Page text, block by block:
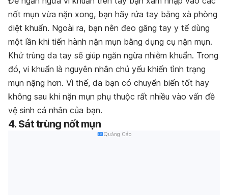
nốt mụn vừa nặn xong, bạn hãy rửa tay bằng xà phòng
diệt khuẩn. Ngoài ra, bạn nên đeo găng tay y tế dùng
một lần khi tiến hành nặn mụn bằng dụng cụ nặn mụn.
Khử trùng da tay sẽ giúp ngăn ngừa nhiễm khuẩn. Trong
đó, vi khuẩn là nguyên nhân chủ yếu khiến tình trạng
mụn nặng hơn. Vì thế, da bạn có chuyển biến tốt hay
không sau khi nặn mụn phụ thuộc rất nhiều vào vấn đề
vệ sinh cá nhân của bạn.
4. Sát trùng nốt mụn
Quảng Cáo